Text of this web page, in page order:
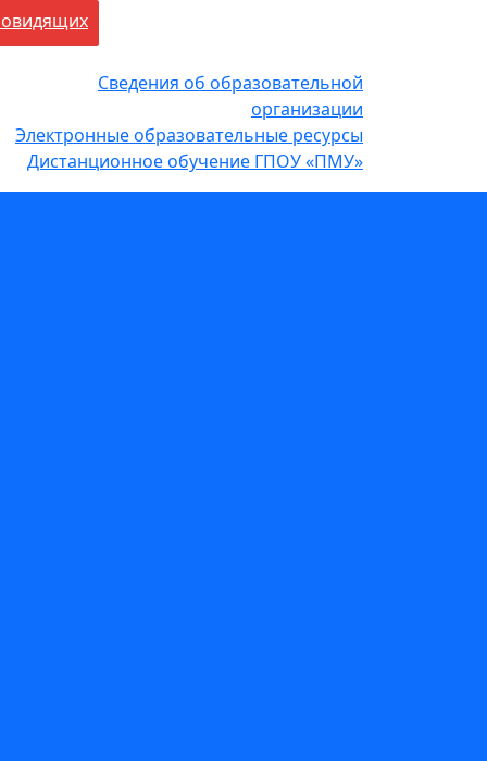
Сведения об образовательной
организации
Электронные образовательные ресурсы
Дистанционное обучение ГПОУ «ПМУ»